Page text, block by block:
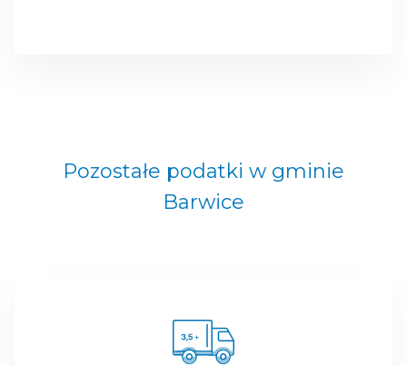
Pozostałe podatki w gminie
Barwice